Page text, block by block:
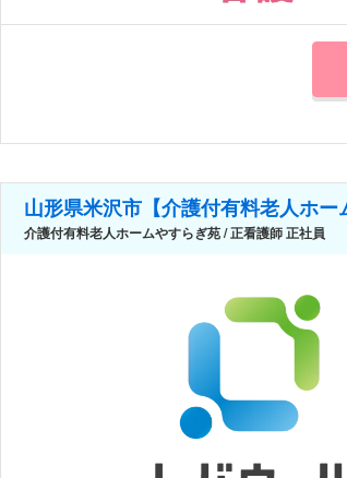
山形県米沢市【介護付有料老人ホ
介護付有料老人ホームやすらぎ苑 / 正看護師 正社員